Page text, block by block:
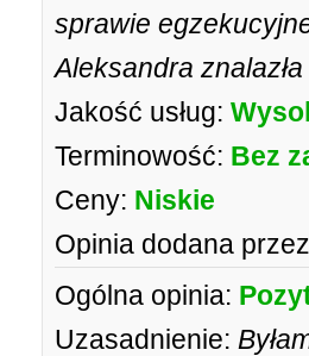
sprawie
Aleksandra
Jakość usług:
Terminowość: Bez
Ceny: Niskie
Opinia dodana
Ogólna opinia:
Uzasadnienie: